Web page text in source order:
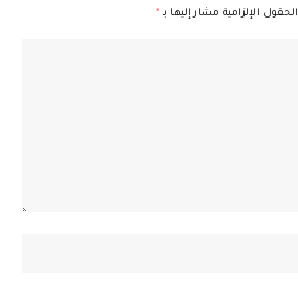
الحقول الإلزامية مشار إليها بـ *